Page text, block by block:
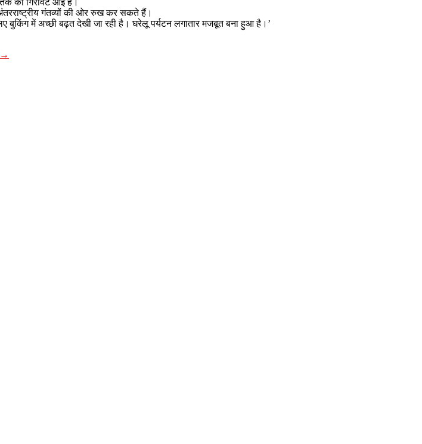
की गिरावट आई है।
गंतव्यों की ओर रुख कर सकते हैं।
बुकिंग में अच्छी बढ़त देखी जा रही है। घरेलू पर्यटन लगातार मजबूत बना हुआ है।’
→